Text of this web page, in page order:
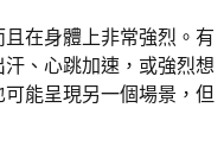
在身體上非常強烈。有
、心跳加速，或強烈想
能呈現另一個場景，但